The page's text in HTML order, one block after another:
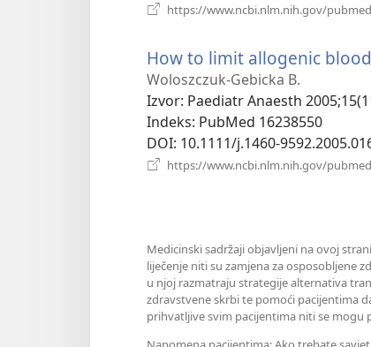
https://www.ncbi.nlm.nih.gov/
How to limit allogenic
Woloszczuk-Gebicka B.
Izvor‎: Paediatr Anaesth
Indeks‎: PubMed 16238550
DOI‎: 10.1111/j.1460-
https://www.ncbi.nlm.nih.gov/
Medicinski sadržaji objavljeni na ovoj
liječenje niti su zamjena za osposobljene
u njoj razmatraju strategije alternativa
zdravstvene skrbi te pomoći pacijentima
prihvatljive svim pacijentima niti se mogu